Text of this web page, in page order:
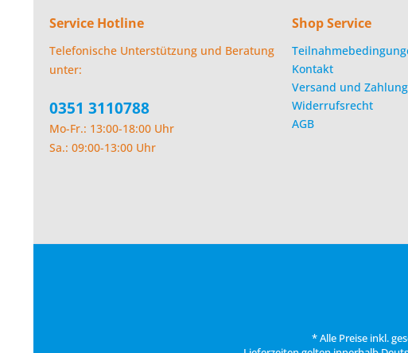
Service Hotline
Telefonische Unterstützung und Beratung
unter:
0351 3110788
Mo-Fr.: 13:00-18:00 Uhr
Sa.: 09:00-13:00 Uhr
Shop Service
Kontakt
Versand und
Widerrufsrecht
AGB
* Alle Preise inkl.